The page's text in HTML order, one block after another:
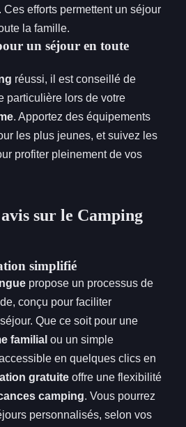
efforts permettent un séjour
la famille.
un séjour en toute
réussi, il est conseillé de
particulière lors de votre
. Apportez des équipements
les plus jeunes, et suivez les
profiter pleinement de vos
sur le Camping
simplifié
propose un processus de
conçu pour faciliter
Que ce soit pour une
familial ou un simple
en quelques clics en
gratuite offre une flexibilité
camping. Vous pourrez
personnalisés, selon vos